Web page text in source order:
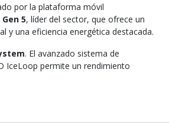
por la plataforma móvil
5, líder del sector, que ofrece un
y una eficiencia energética destacada.
. El avanzado sistema de
IceLoop permite un rendimiento